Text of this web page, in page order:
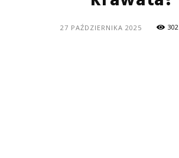
27 PAŹDZIERNIKA 2025 302